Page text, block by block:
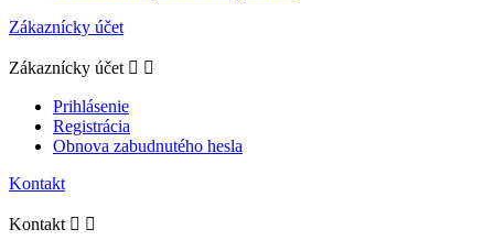
Zákaznícky účet
Zákaznícky účet  
Prihlásenie
Registrácia
Obnova zabudnutého hesla
Kontakt
Kontakt  